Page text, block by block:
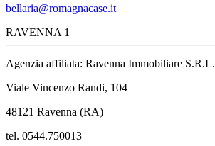
bellaria@romagnacase.it
RAVENNA 1
Agenzia affiliata: Ravenna Immobiliare S.R.L.
Viale Vincenzo Randi, 104
48121 Ravenna (RA)
tel. 0544.750013